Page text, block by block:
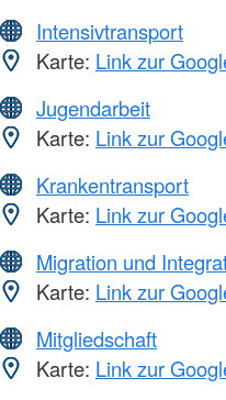
Intensivtransport
Karte: Link zur
Jugendarbeit
Karte: Link zur
Krankentransport
Karte: Link zur
Migration und
Karte: Link zur
Mitgliedschaft
Karte: Link zur